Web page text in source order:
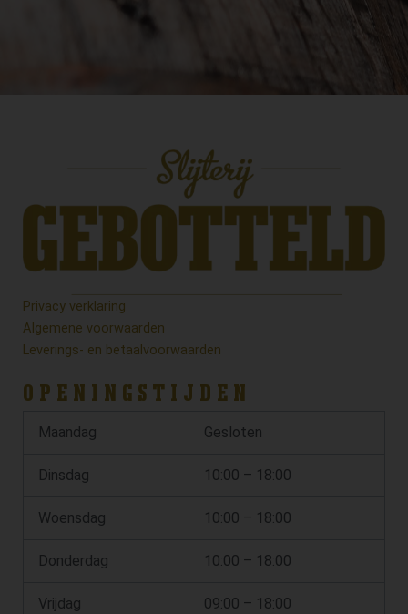
Privacy verklaring
Algemene voorwaarden
Leverings- en betaalvoorwaarden
OPENINGSTIJDEN
Maandag Gesloten
Dinsdag 10:00 – 18:00
Woensdag 10:00 – 18:00
Donderdag 10:00 – 18:00
Vrijdag 09:00 – 18:00